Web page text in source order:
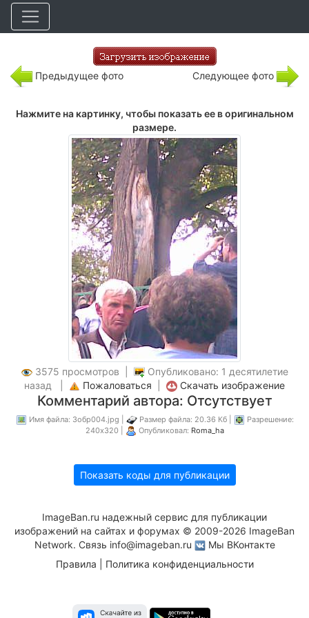
Предыдущее фото Следующее фото
Нажмите на картинку, чтобы показать ее в оригинальном
размере.
3575 просмотров |
Опубликовано: 1 десятилетие
назад |
Пожаловаться Скачать изображение
Комментарий автора: Отсутствует
Имя файла: Зобр004.jpg | Размер файла: 20.36 Кб |
Разрешение:
240x320 |
Опубликовал: Roma_ha
Показать коды для публикации
ImageBan.ru надежный сервис для публикации
изображений на сайтах и форумах © 2009-2026 ImageBan
Network. Связь info@imageban.ru
Мы ВКонтакте
Правила
Политика конфиденциальности